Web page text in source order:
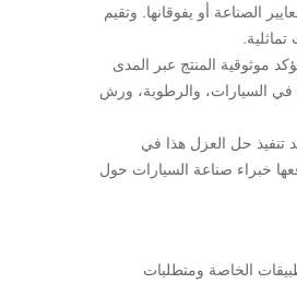
الصناعة أو يفوقانها. وتقيم
موثوقية المنتج عبر المدى
في السيارات، والرطوبة، ورش
تنفيذ حل العزل هذا في
خبراء صناعة السيارات حول
الخاصة ومتطلبات